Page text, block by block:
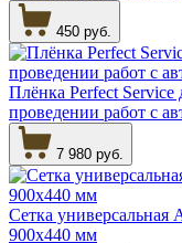
450 руб.
Плёнка Perfect Service
проведении работ с
7 980 руб.
Сетка
900х440 мм